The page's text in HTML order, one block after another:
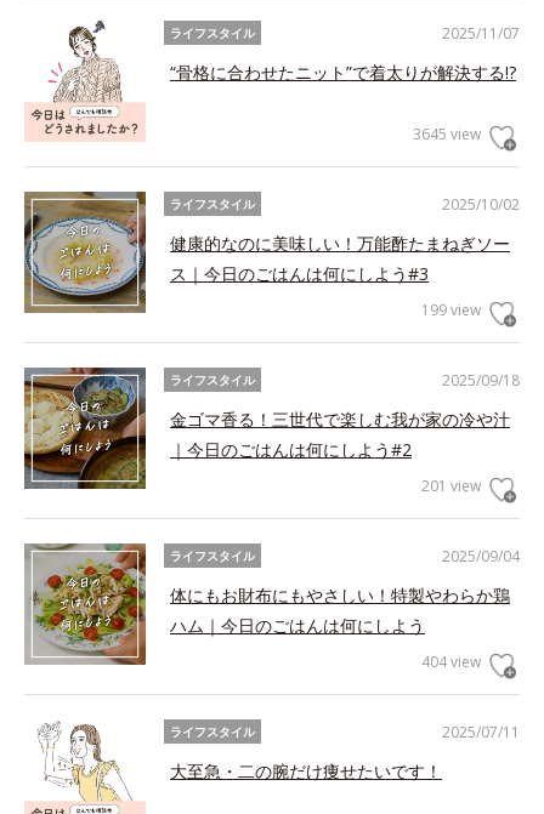
2025/11/07
ライフスタイル
“骨格に合わせたニット”で着太りが解決する!?
3645 view
2025/10/02
ライフスタイル
健康的なのに美味しい！万能酢たまねぎソー
ス｜今日のごはんは何にしよう#3
199 view
2025/09/18
ライフスタイル
金ゴマ香る！三世代で楽しむ我が家の冷や汁
｜今日のごはんは何にしよう#2
201 view
2025/09/04
ライフスタイル
体にもお財布にもやさしい！特製やわらか鶏
ハム｜今日のごはんは何にしよう
404 view
2025/07/11
ライフスタイル
大至急・二の腕だけ痩せたいです！